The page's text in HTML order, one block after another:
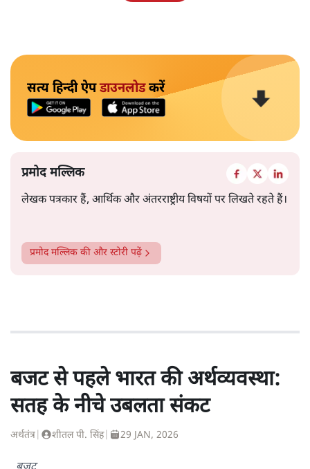
सत्य हिन्दी ऐपडाउनलोडकरें
प्रमोद मल्लिक
लेखक पत्रकार हैं, आर्थिक और अंतरराष्ट्रीय विषयों पर लिखते रहते हैं।
प्रमोद मल्लिक की और स्टोरी पढ़ें
बजट से पहले भारत की अर्थव्यवस्था:
सतह के नीचे उबलता संकट
अर्थतंत्र शीतल पी. सिंह| 29 JAN, 2026